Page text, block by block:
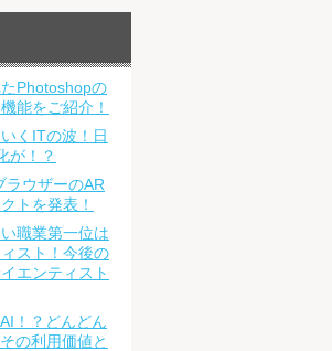
Photoshopの
能をご紹介！
くITの波！日
が！？
ラウザーのAR
トを発表！
職業第一位は
スト！今後の
エンティスト
！？どんどん
の利用価値と